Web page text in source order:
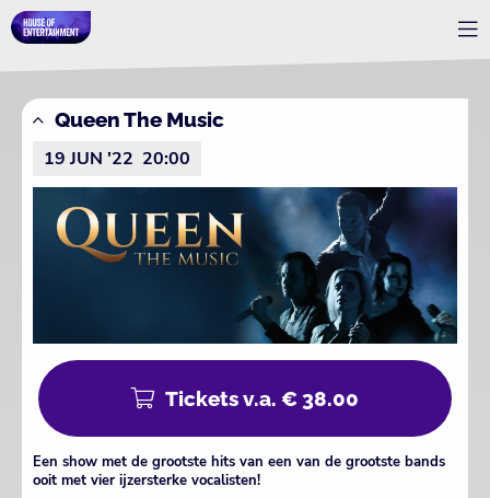
Queen The Music
19 JUN '22 20:00
Tickets v.a. € 38.00
Een show met de grootste hits van een van de grootste bands
ooit met vier ijzersterke vocalisten!